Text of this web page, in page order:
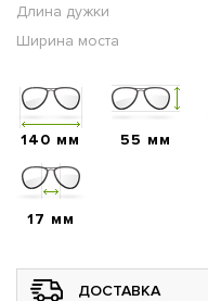
Длина дужки
Ширина моста
140 мм 55 мм
17 мм
ДОСТАВКА